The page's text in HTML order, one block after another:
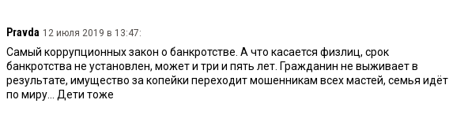
Pravda 12 июля 2019 в 13:47:
Самый коррупционных закон о банкротстве. А что касается физлиц, срок
банкротства не установлен, может и три и пять лет. Гражданин не выживает в
результате, имущество за копейки переходит мошенникам всех мастей, семья идёт
по миру... Дети тоже